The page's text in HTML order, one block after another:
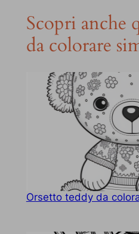
Scopri anche
da colorare
Orsetto teddy da